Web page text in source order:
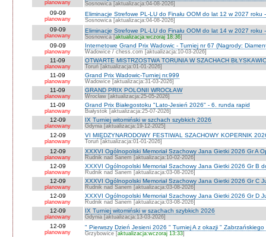
planowany Sosnowica [aktualizacja:04-08-2026]
09-09
planowany
Eliminacje Strefowe PL-LU do Finału OOM do lat 12 w 2027 roku
Sosnowica [aktualizacja:04-08-2026]
09-09
planowany
Eliminacje Strefowe PL-LU do Finału OOM do lat 14 w 2027 roku
Sosnowica [aktualizacja:wczoraj 18:36]
09-09
planowany
Internetowe Grand Prix Wadowic - Turniej nr 67 (Nagrody:
Wadowice / chess.com [aktualizacja:10-03-2026]
11-09
planowany
OTWARTE MISTRZOSTWA TORUNIA W SZACHACH
Toruń [aktualizacja:01-01-2026]
11-09
planowany
Grand Prix Wadowic-Turniej nr.999
Wadowice [aktualizacja:31-03-2026]
11-09
planowany
GRAND PRIX POLONII WROCŁAW
Wrocław [aktualizacja:25-05-2026]
11-09
planowany
Grand Prix Białegostoku "Lato-Jesień 2026" - 6. runda rapid
Białystok [aktualizacja:25-07-2026]
12-09
planowany
IX Turniej witomiński w szchach szybkich 2026
Gdynia [aktualizacja:19-12-2025]
12-09
planowany
VI MIĘDZYNARODOWY FESTIWAL SZACHOWY KOPERNIK
Toruń [aktualizacja:01-01-2026]
12-09
planowany
XXXVI Ogólnopolski Memoriał Szachowy Jana Gietki 2026 Gr A
Rudnik nad Sanem [aktualizacja:10-02-2026]
12-09
planowany
XXXVI Ogólnopolski Memoriał Szachowy Jana Gietki 2026 Gr B
Rudnik nad Sanem [aktualizacja:03-08-2026]
12-09
planowany
XXXVI Ogólnopolski Memoriał Szachowy Jana Gietki 2026 Gr C
Rudnik nad Sanem [aktualizacja:03-08-2026]
12-09
planowany
XXXVI Ogólnopolski Memoriał Szachowy Jana Gietki 2026 Gr D
Rudnik nad Sanem [aktualizacja:03-08-2026]
12-09
planowany
IX Turniej witomiński w szachach szybkich 2026
Gdynia [aktualizacja:13-03-2026]
12-09
planowany
" Pierwszy Dzień Jesieni 2026 " Turniej A z okazji " Zabrzańskiego
Grzybowice [aktualizacja:wczoraj 13:33]